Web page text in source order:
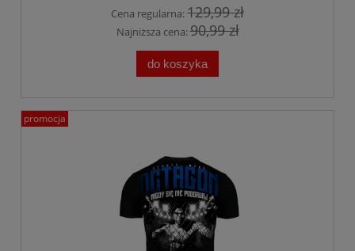
Cena regularna:129,99 zł
Najniższa cena:90,99 zł
do koszyka
promocja